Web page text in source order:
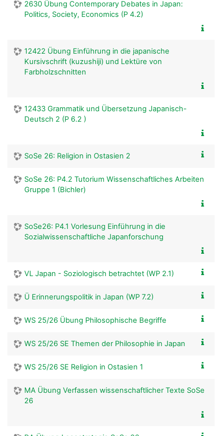
2630 Übung Contemporary Debates in Japan:
Politics, Society, Economics (P 4.2)
12422 Übung Einführung in die japanische
Kursivschrift (kuzushiji) und Lektüre von
Farbholzschnitten
12433 Grammatik und Übersetzung Japanisch-
Deutsch 2 (P 6.2 )
SoSe 26: Religion in Ostasien 2
SoSe 26: P4.2 Tutorium Wissenschaftliches Arbeiten
Gruppe 1 (Bichler)
SoSe26: P4.1 Vorlesung Einführung in die
Sozialwissenschaftliche Japanforschung
VL Japan - Soziologisch betrachtet (WP 2.1)
Ü Erinnerungspolitik in Japan (WP 7.2)
WS 25/26 Übung Philosophische Begriffe
WS 25/26 SE Themen der Philosophie in Japan
WS 25/26 SE Religion in Ostasien 1
MA Übung Verfassen wissenschaftlicher Texte SoSe
26